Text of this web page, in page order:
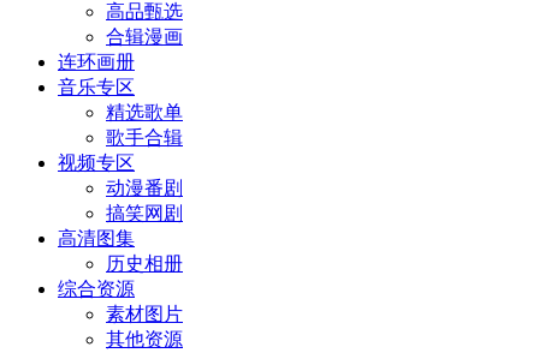
高品甄选
合辑漫画
连环画册
音乐专区
精选歌单
歌手合辑
视频专区
动漫番剧
搞笑网剧
高清图集
历史相册
综合资源
素材图片
其他资源